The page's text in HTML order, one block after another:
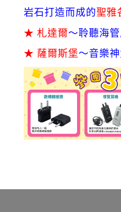
岩石打造而成的聖雅
★ 札達爾～聆聽海
★ 薩爾斯堡～音樂